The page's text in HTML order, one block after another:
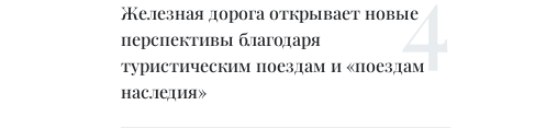
Железная дорога открывает новые
перспективы благодаря
туристическим поездам и «поездам
наследия»